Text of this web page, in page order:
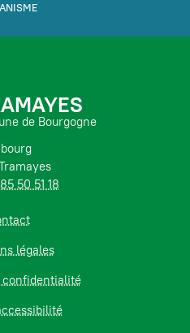
de Bourgogne
50 51 18
légales
confidentialité